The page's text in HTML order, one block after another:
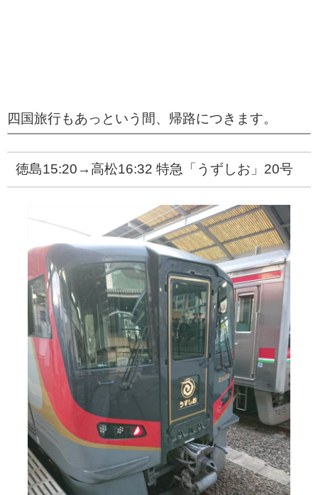
四国旅行もあっという間、帰路につきます。
徳島15:20→高松16:32 特急「うずしお」20号